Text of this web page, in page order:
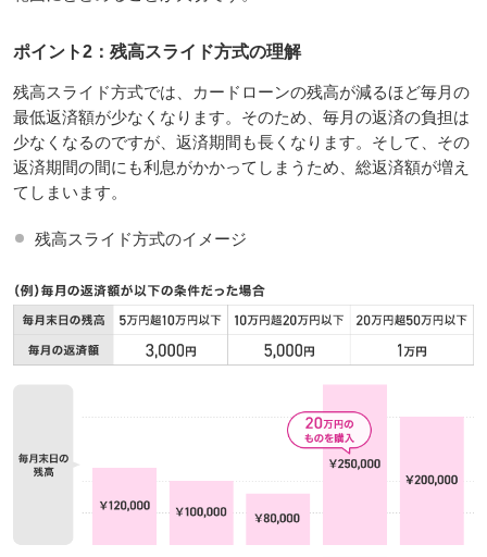
ポイント2：残高スライド方式の理解
残高スライド方式では、カードローンの残高が減るほど毎月の
最低返済額が少なくなります。そのため、毎月の返済の負担は
少なくなるのですが、返済期間も長くなります。そして、その
返済期間の間にも利息がかかってしまうため、総返済額が増え
てしまいます。
残高スライド方式のイメージ